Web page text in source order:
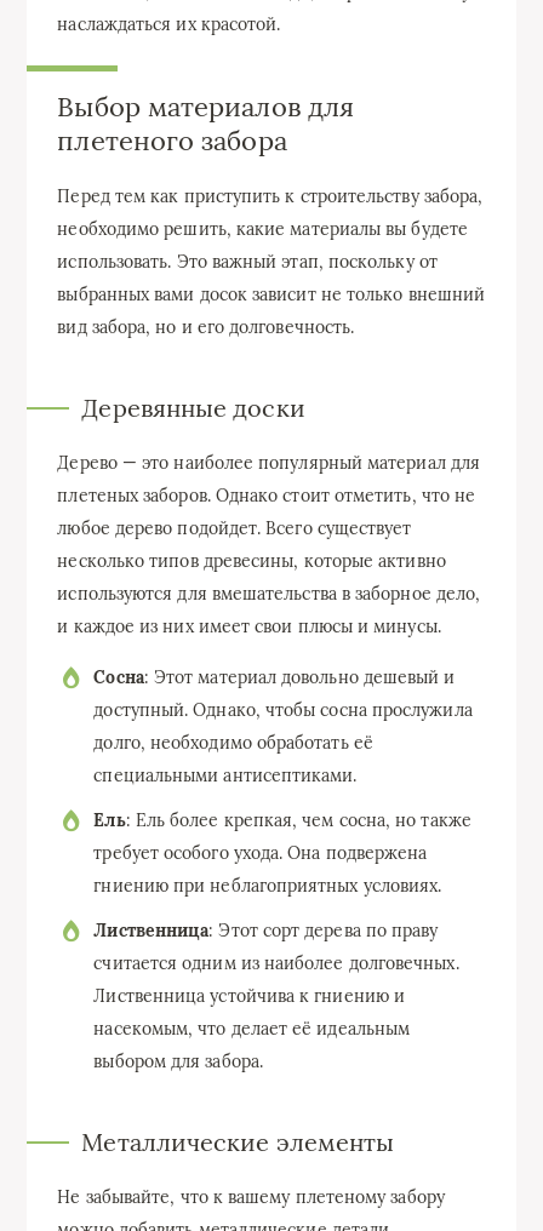
наслаждаться их красотой.
Выбор материалов для
плетеного забора
Перед тем как приступить к строительству забора,
необходимо решить, какие материалы вы будете
использовать. Это важный этап, поскольку от
выбранных вами досок зависит не только внешний
вид забора, но и его долговечность.
Деревянные доски
Дерево — это наиболее популярный материал для
плетеных заборов. Однако стоит отметить, что не
любое дерево подойдет. Всего существует
несколько типов древесины, которые активно
используются для вмешательства в заборное дело,
и каждое из них имеет свои плюсы и минусы.
Сосна: Этот материал довольно дешевый и
доступный. Однако, чтобы сосна прослужила
долго, необходимо обработать её
специальными антисептиками.
Ель: Ель более крепкая, чем сосна, но также
требует особого ухода. Она подвержена
гниению при неблагоприятных условиях.
Лиственница: Этот сорт дерева по праву
считается одним из наиболее долговечных.
Лиственница устойчива к гниению и
насекомым, что делает её идеальным
выбором для забора.
Металлические элементы
Не забывайте, что к вашему плетеному забору